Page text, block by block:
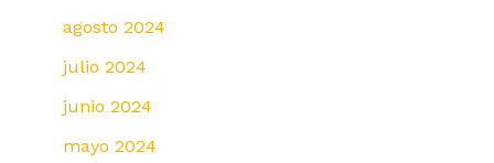
agosto 2024
julio 2024
junio 2024
mayo 2024